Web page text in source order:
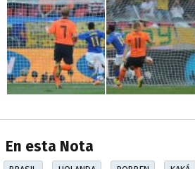
En esta Nota